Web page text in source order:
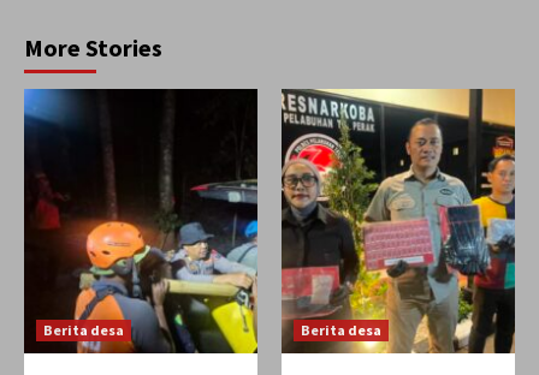
More Stories
Berita desa Berita desa